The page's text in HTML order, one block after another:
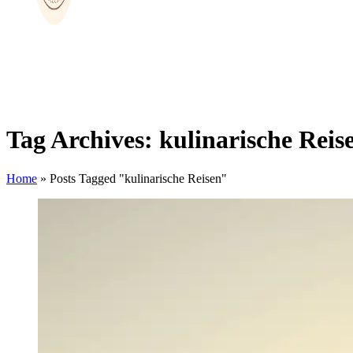
Tag Archives: kulinarische
Home » Posts Tagged "kulinarische Reisen"